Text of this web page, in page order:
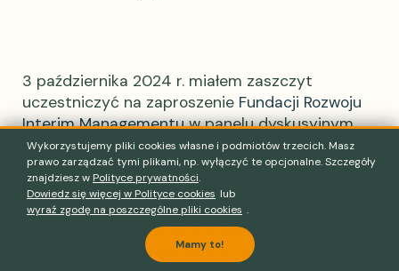
3 października 2024 r. miałem zaszczyt
uczestniczyć na zaproszenie Fundacji Rozwoju
Interim Managementuw panelu dyskusyjnym
podczas konferencjiEko Transformacje
organizowanej przezPro Progressio. Panel
prowadziła Ewa Sowińska, Partnerka ESO Audit i
uczestniczyły w nim wraz ze mną Dominika
Żwirbla-Kalman, Pełnomocniczka Zarządu ds.
ESG w PORR S.A., Magdalena Hanuszewska,
Wykorzystujemy pliki cookies własne i podmiotów trzecich. Masz
prawo zarządzać tymi plikami, np. wyłączyć te opcjonalne. Szczegóły
znajdziesz w Polityce prywatności.
Dowiedz się więcej w Polityce cookies lub
wyraź zgodę na poszczególne pliki cookies .
Mamy to!